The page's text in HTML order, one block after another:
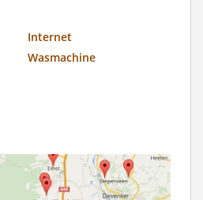
Internet
Wasmachine